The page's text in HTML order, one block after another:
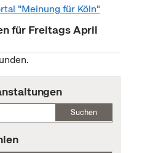
"Meinung für Köln"
für Freitags April
Suchen